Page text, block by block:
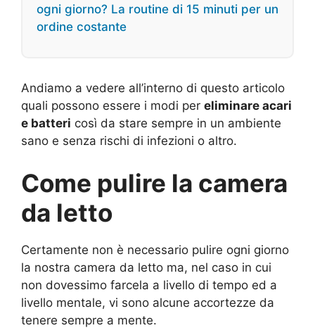
ogni giorno? La routine di 15 minuti per un
ordine costante
Andiamo a vedere all’interno di questo articolo
quali possono essere i modi per eliminare acari
e batteri così da stare sempre in un ambiente
sano e senza rischi di infezioni o altro.
Come pulire la camera
da letto
Certamente non è necessario pulire ogni giorno
la nostra camera da letto ma, nel caso in cui
non dovessimo farcela a livello di tempo ed a
livello mentale, vi sono alcune accortezze da
tenere sempre a mente.